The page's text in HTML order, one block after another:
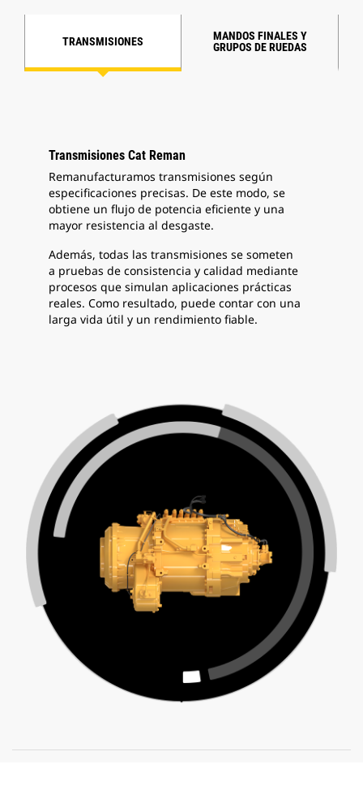
TRANSMISIONES
MANDOS FINALES Y
GRUPOS DE RUEDAS
Transmisiones Cat Reman
Remanufacturamos transmisiones según
especificaciones precisas. De este modo, se
obtiene un flujo de potencia eficiente y una
mayor resistencia al desgaste.
Además, todas las transmisiones se someten
a pruebas de consistencia y calidad mediante
procesos que simulan aplicaciones prácticas
reales. Como resultado, puede contar con una
larga vida útil y un rendimiento fiable.